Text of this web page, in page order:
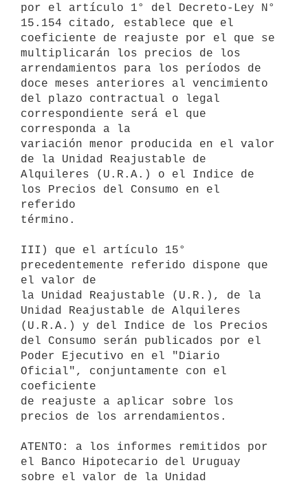
por el artículo 1° del Decreto-Ley N°
15.154 citado, establece que el
coeficiente de reajuste por el que se
multiplicarán los precios de los
arrendamientos para los períodos de
doce meses anteriores al vencimiento
del plazo contractual o legal
correspondiente será el que
corresponda a la
variación menor producida en el valor
de la Unidad Reajustable de
Alquileres (U.R.A.) o el Indice de
los Precios del Consumo en el
referido
término.
III) que el artículo 15°
precedentemente referido dispone que
el valor de
la Unidad Reajustable (U.R.), de la
Unidad Reajustable de Alquileres
(U.R.A.) y del Indice de los Precios
del Consumo serán publicados por el
Poder Ejecutivo en el "Diario
Oficial", conjuntamente con el
coeficiente
de reajuste a aplicar sobre los
precios de los arrendamientos.
ATENTO: a los informes remitidos por
el Banco Hipotecario del Uruguay
sobre el valor de la Unidad